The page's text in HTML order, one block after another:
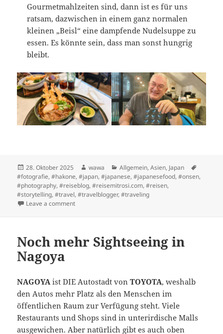
Gourmetmahlzeiten sind, dann ist es für uns
ratsam, dazwischen in einem ganz normalen
kleinen „Beisl“ eine dampfende Nudelsuppe zu
essen. Es könnte sein, dass man sonst hungrig
bleibt.
Posted
on
28. Oktober 2025 Author
wawa Categories
Allgemein,Asien, Japan
#fotografie,#hakone,#japan,#japanese,#japanesefood,#onsen,
#photography,#reiseblog,#reisemitrosi.com,#reisen,
#storytelling,#travel,#travelblogger,#traveling
Leave a commenton Hakone Nationalpark
Noch mehr Sightseeing in
Nagoya
NAGOYAist DIE Autostadt vonTOYOTA, weshalb
den Autos mehr Platz als den Menschen im
öffentlichen Raum zur Verfügung steht. Viele
Restaurants und Shops sind in unterirdische Malls
ausgewichen. Aber natürlich gibt es auch oben